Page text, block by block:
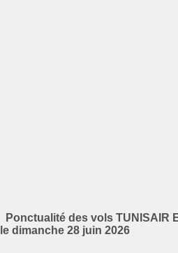
Ponctualité des vols TUNISAIR
le dimanche 28 juin 2026